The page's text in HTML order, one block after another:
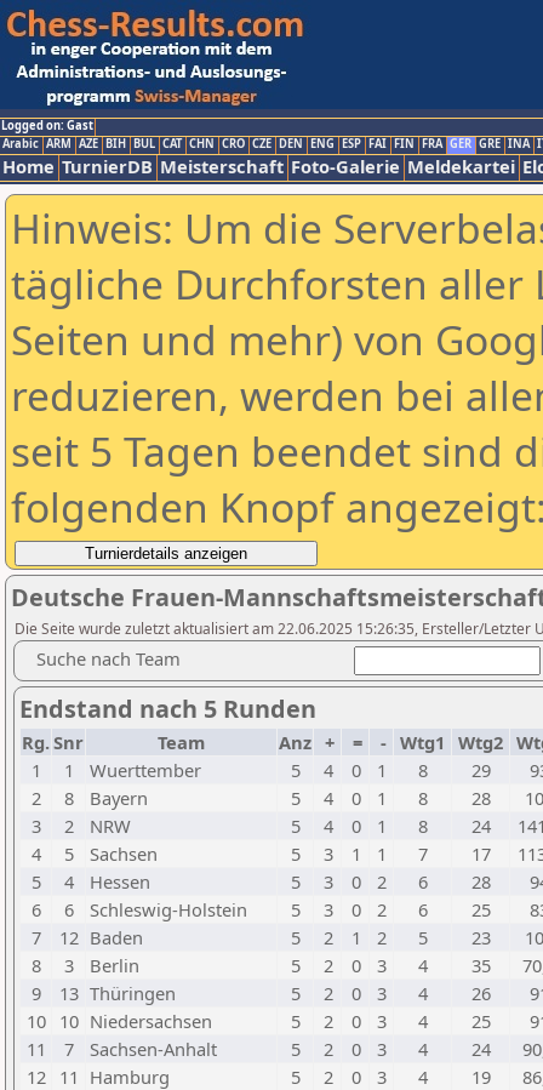
Logged on: Gast
Arabic ARM AZE BIH BUL CAT CHN CRO CZE DEN ENG ESP FAI FIN FRA GER GRE INA
Home TurnierDB Meisterschaft Foto-Galerie Meldekartei
Hinweis: Um die
tägliche Durchforsten aller
Seiten und mehr) von
reduzieren, werden bei
seit 5 Tagen beendet sind
folgenden Knopf
Deutsche Frauen-
Die Seite wurde zuletzt aktualisiert am 22.06.2025 15:26:35, Ersteller/Letzter
Suche nach Team
Endstand nach 5 Runden
Rg.Snr Team Anz + = - Wtg1 Wtg2
1
1 Wuerttember 5 4 0 1 8 29
2
8 Bayern 5 4 0 1 8 28
3
2 NRW 5 4 0 1 8 24
4
5 Sachsen 5 3 1 1 7 17
5
4 Hessen 5 3 0 2 6 28
6
6 Schleswig-Holstein 5 3 0 2 6 25
7
12 Baden 5 2 1 2 5 23
8
3 Berlin 5 2 0 3 4 35
9
13 Thüringen 5 2 0 3 4 26
10 10 Niedersachsen 5 2 0 3 4 25
11
7 Sachsen-Anhalt 5 2 0 3 4 24
12 11 Hamburg 5 2 0 3 4 19